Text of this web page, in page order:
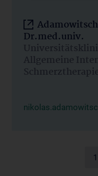
Dr.med.univ.
Allgemeine
1